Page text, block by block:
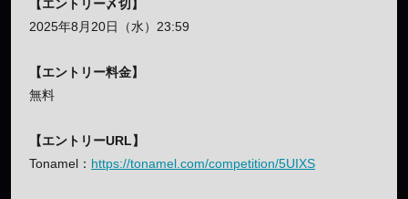
【エントリー〆切】
2025年8月20日（水）23:59
【エントリー料金】
無料
【エントリーURL】
Tonamel： https://tonamel.com/competition/5UIXS